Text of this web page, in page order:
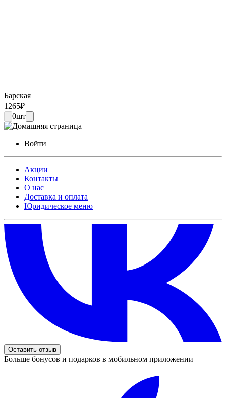
Барская
1265₽
0шт
Войти
Акции
Контакты
О нас
Доставка и оплата
Юридическое меню
Оставить отзыв
Больше бонусов и подарков в мобильном приложении